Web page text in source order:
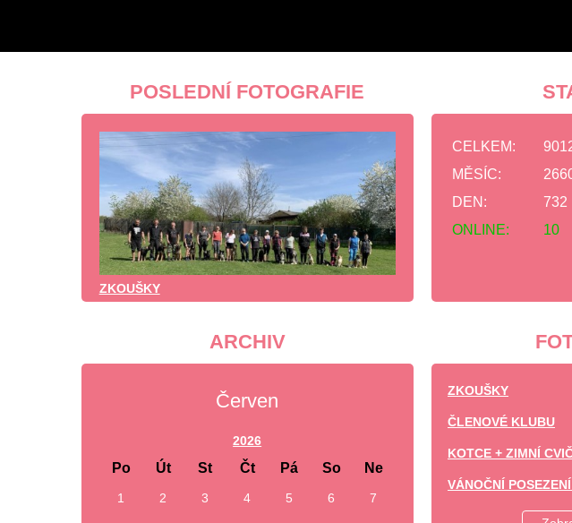
POSLEDNÍ FOTOGRAFIE
ZKOUŠKY
ONLINE: 10
CELKEM:
MĚSÍC:
DEN:
732
ARCHIV
Červen
2026
Po Út St Čt Pá So Ne
1 2 3 4 5 6 7
ZKOUŠKY
ČLENOVÉ KLUBU
KOTCE + ZIMNÍ
VÁNOČNÍ
DĚTSKÝ DEN ZÁPY